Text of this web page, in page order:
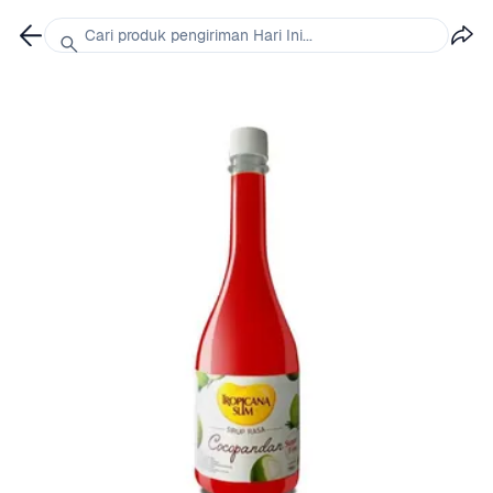
Cari produk pengiriman Hari Ini...